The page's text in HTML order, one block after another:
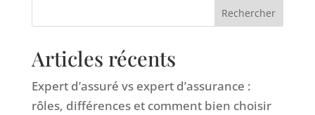
Rechercher
Articles récents
Expert d’assuré vs expert d’assurance :
rôles, différences et comment bien choisir